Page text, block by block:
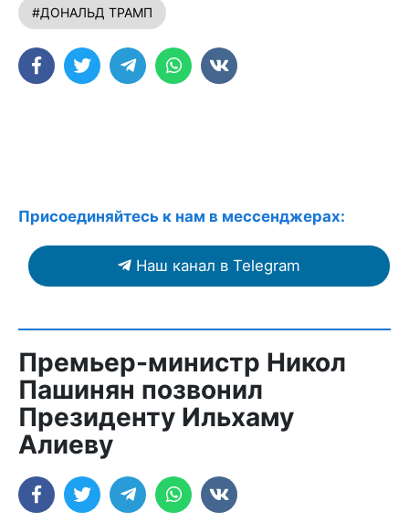
#ДОНАЛЬД ТРАМП
Присоединяйтесь к нам в мессенджерах:
Наш канал в Telegram
Премьер-министр Никол
Пашинян позвонил
Президенту Ильхаму
Алиеву